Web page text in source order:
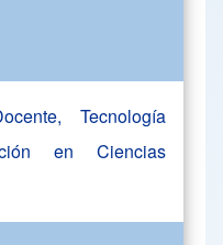
Tecnología
en Ciencias